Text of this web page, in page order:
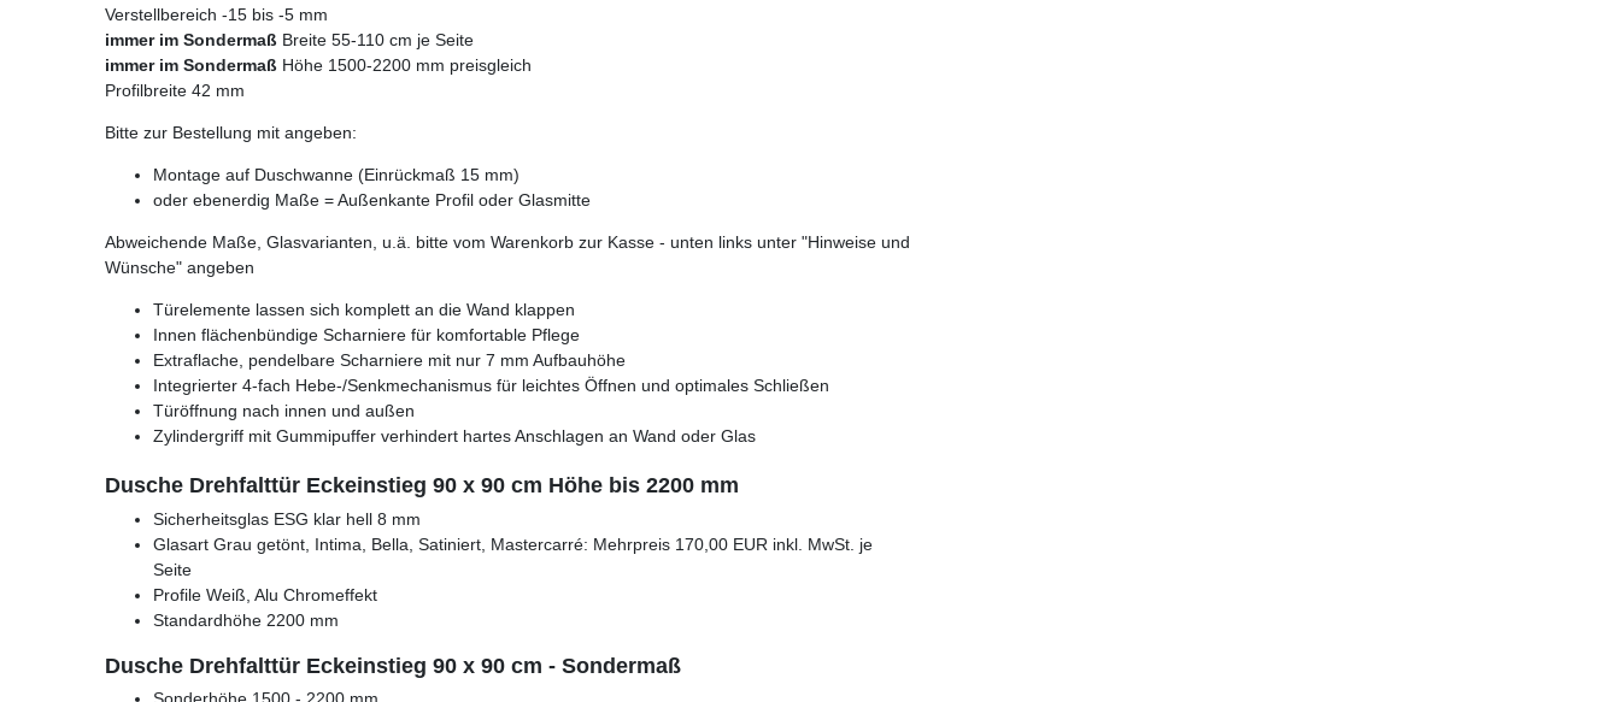
Verstellbereich -15 bis -5 mm
immer im Sondermaß Breite 55-110 cm je Seite
immer im Sondermaß Höhe 1500-2200 mm preisgleich
Profilbreite 42 mm
Bitte zur Bestellung mit angeben:
Montage auf Duschwanne (Einrückmaß 15 mm)
oder ebenerdig Maße = Außenkante Profil oder Glasmitte
Abweichende Maße, Glasvarianten, u.ä. bitte vom Warenkorb zur Kasse - unten links unter "Hinweise und
Wünsche" angeben
Türelemente lassen sich komplett an die Wand klappen
Innen flächenbündige Scharniere für komfortable Pflege
Extraflache, pendelbare Scharniere mit nur 7 mm Aufbauhöhe
Integrierter 4-fach Hebe-/Senkmechanismus für leichtes Öffnen und optimales Schließen
Türöffnung nach innen und außen
Zylindergriff mit Gummipuffer verhindert hartes Anschlagen an Wand oder Glas
Dusche Drehfalttür Eckeinstieg 90 x 90 cm Höhe bis 2200 mm
Sicherheitsglas ESG klar hell 8 mm
Glasart Grau getönt, Intima, Bella, Satiniert, Mastercarré: Mehrpreis 170,00 EUR inkl. MwSt. je
Seite
Profile Weiß, Alu Chromeffekt
Standardhöhe 2200 mm
Dusche Drehfalttür Eckeinstieg 90 x 90 cm - Sondermaß
Sonderhöhe 1500 - 2200 mm